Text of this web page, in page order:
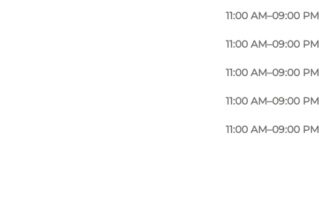
11:00 AM–09:00 PM
11:00 AM–09:00 PM
11:00 AM–09:00 PM
11:00 AM–09:00 PM
11:00 AM–09:00 PM